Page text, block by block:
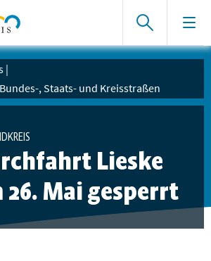
|
, Staats- und Kreisstraßen
Lieske
26. Mai gesperrt